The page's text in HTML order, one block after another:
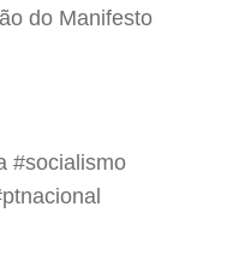
do Manifesto
#socialismo